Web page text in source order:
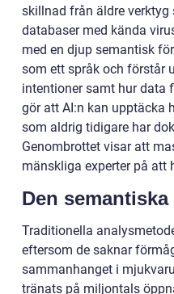
skillnad från äldre
databaser med kända
med en djup semantisk
som ett språk och förstår
intentioner samt hur data
gör att AI:n kan upptäcka
som aldrig tidigare har
Genombrottet visar att
mänskliga experter på att
Den
Traditionella
eftersom de saknar
sammanhanget i
tränats på miljontals